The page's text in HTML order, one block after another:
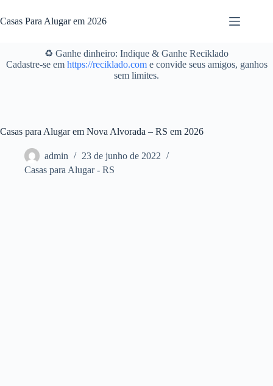
para
o
Casas Para Alugar em 2026
♻️ Ganhe dinheiro: Indique & Ganhe Reciklado
Cadastre-se em https://reciklado.come convide seus amigos, ganhos
sem limites.
Casas para Alugar em Nova Alvorada – RS em 2026
admin
23 de junho de 2022
Casas para Alugar - RS